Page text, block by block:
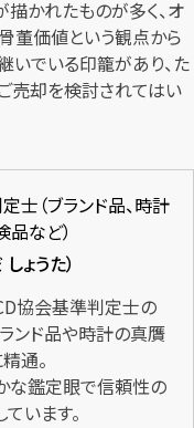
かれたものが多く、オ
董価値という観点から
いでいる印籠があり、た
売却を検討されてはい
士（ブランド品、時計
など）
ょうた）
協会基準判定士の
ンド品や時計の真贋
通。
な鑑定眼で信頼性の
います。